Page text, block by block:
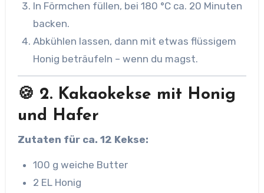
In Förmchen füllen, bei 180 °C ca. 20 Minuten
backen.
Abkühlen lassen, dann mit etwas flüssigem
Honig beträufeln – wenn du magst.
🍪 2. Kakaokekse mit Honig
und Hafer
Zutaten für ca. 12 Kekse:
100 g weiche Butter
2 EL Honig